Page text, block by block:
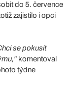
do 5. července
zajistilo i opci
se pokusit
komentoval
týdne